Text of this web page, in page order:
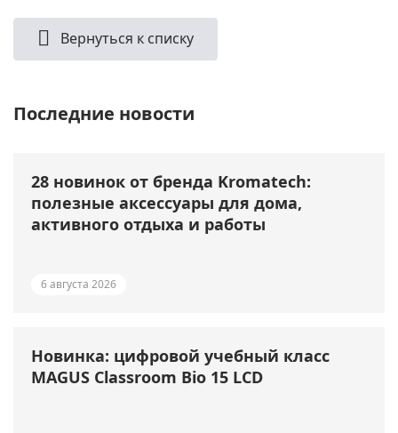
Вернуться к списку
Последние новости
28 новинок от бренда Kromatech:
полезные аксессуары для дома,
активного отдыха и работы
6 августа 2026
Новинка: цифровой учебный класс
MAGUS Classroom Bio 15 LCD